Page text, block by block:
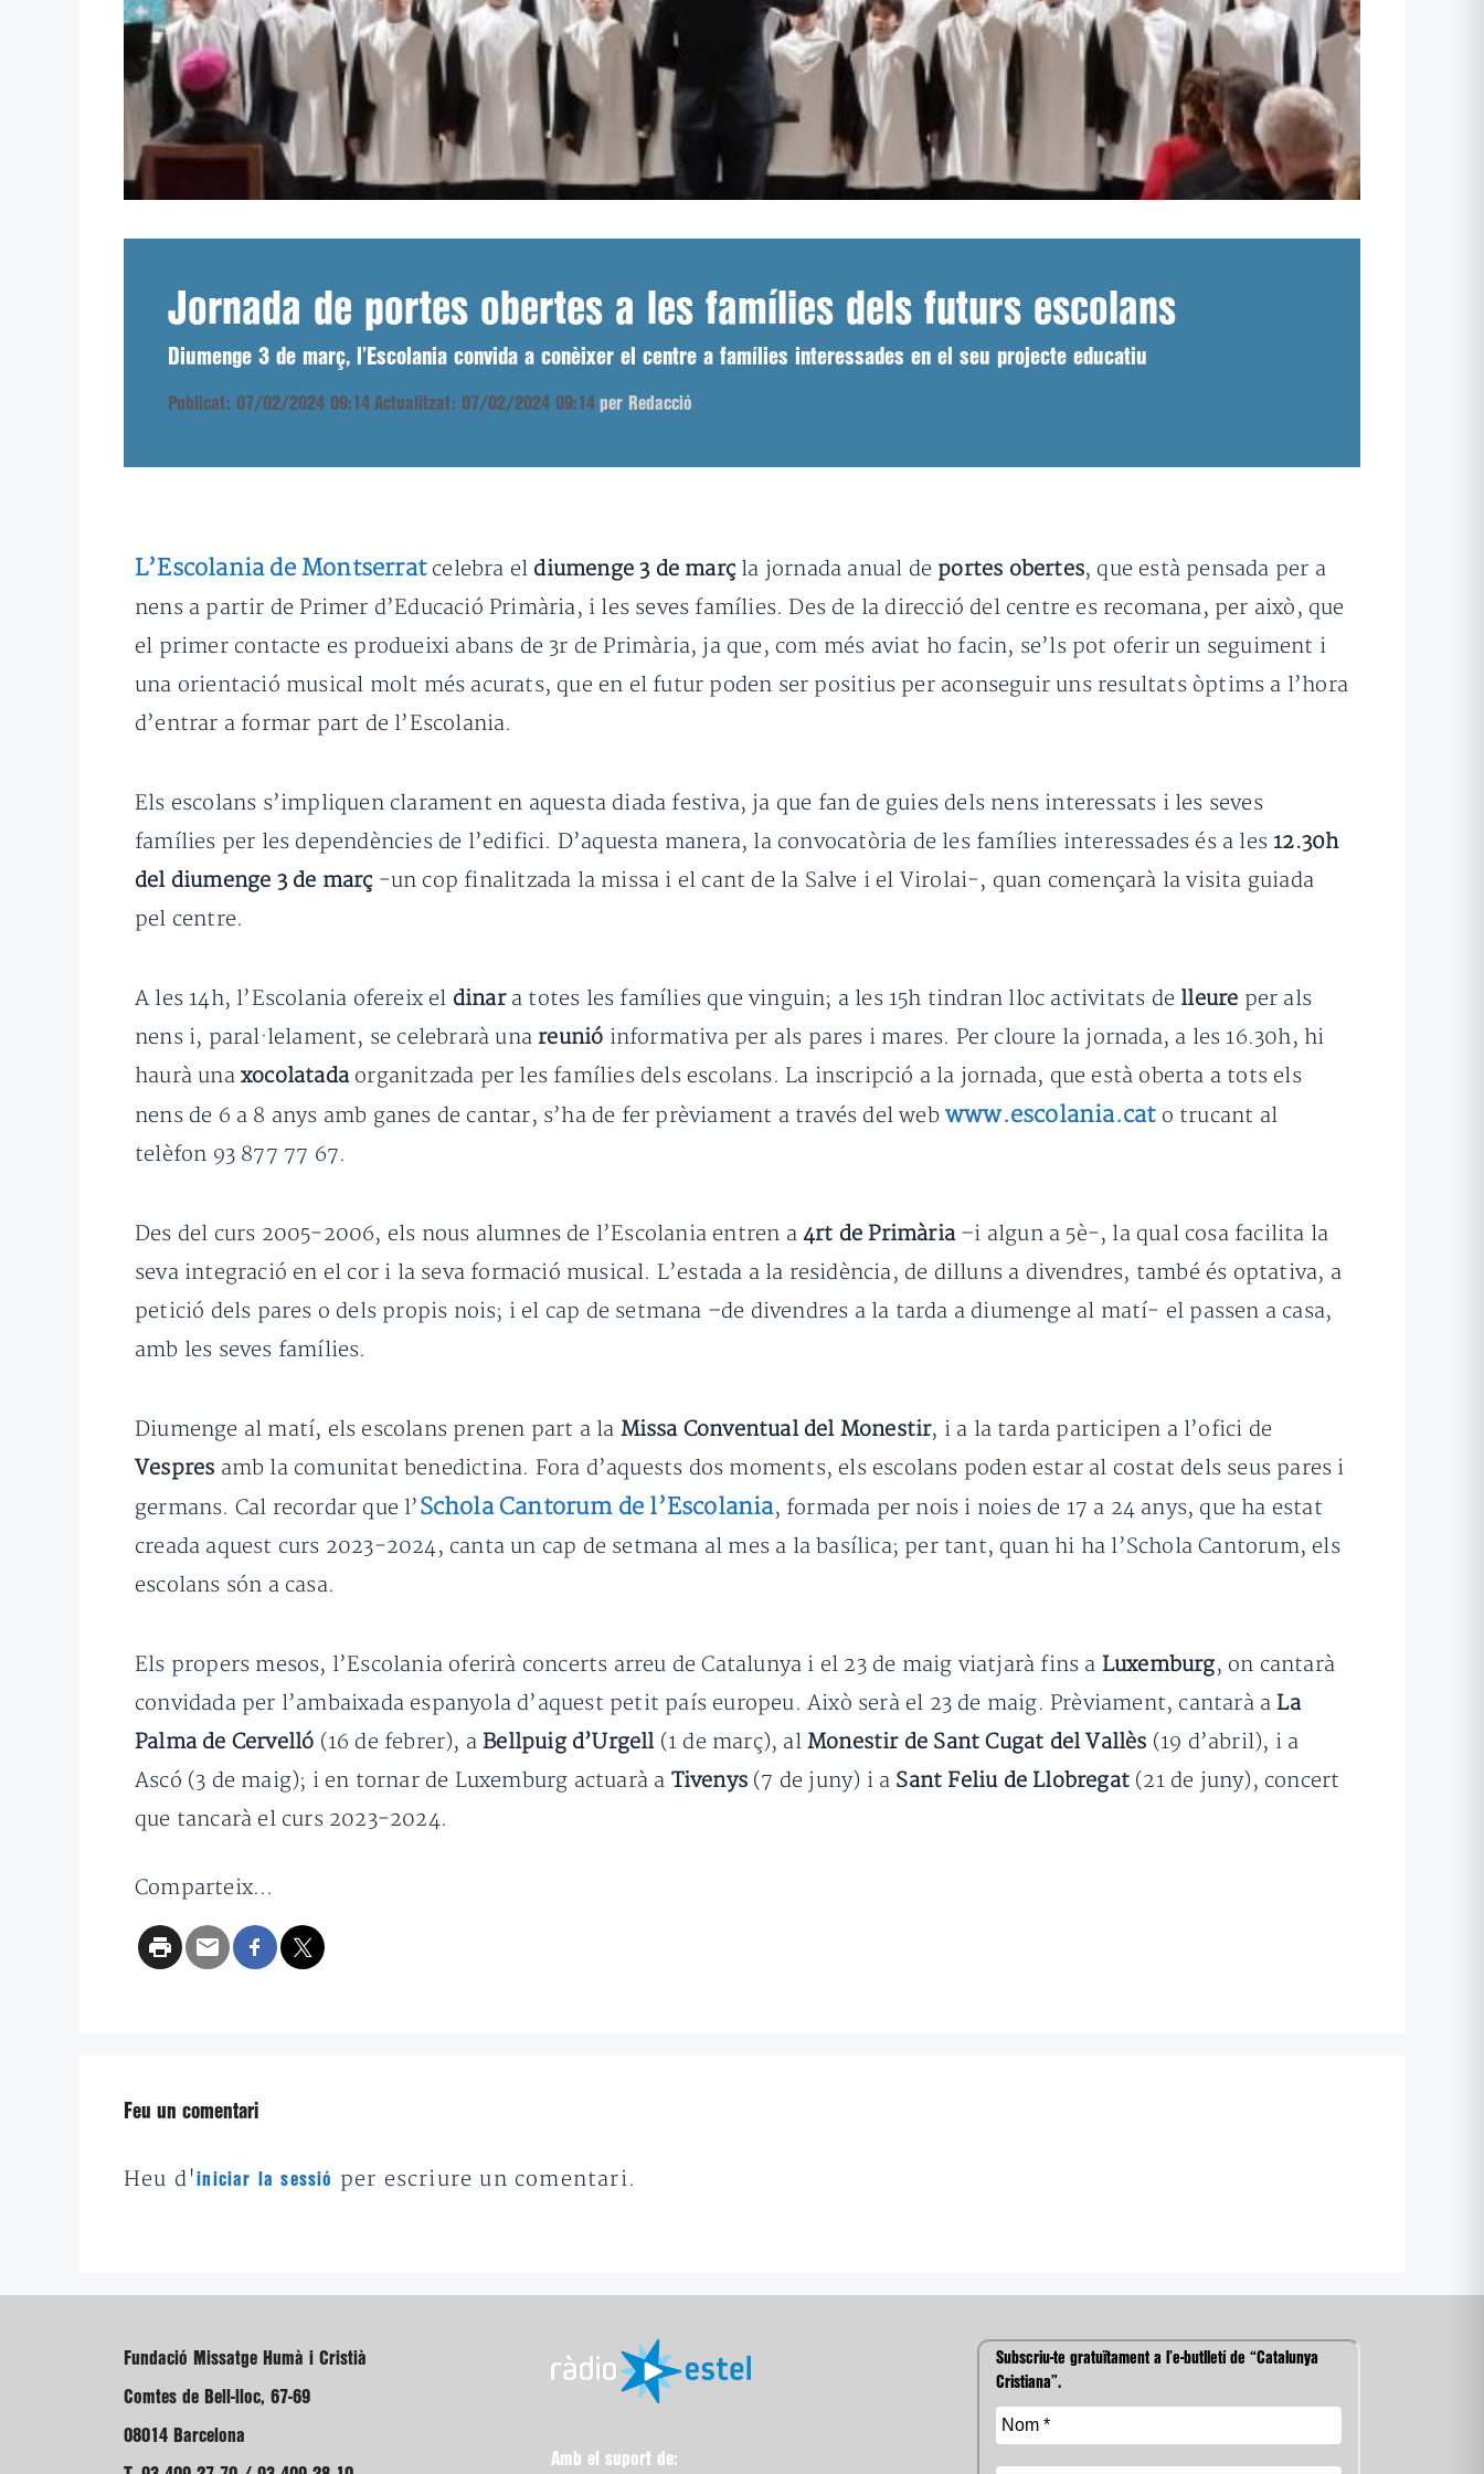
Jornada de portes obertes a les famílies dels futurs escolans
Diumenge 3 de març, l’Escolania convida a conèixer el centre a famílies interessades en el seu projecte educatiu
Publicat: 07/02/2024 09:14 Actualitzat: 07/02/2024 09:14 per Redacció
L’Escolania de Montserratcelebra el diumenge 3 de marçla jornada anual de portes obertes, que està pensada per a
nens a partir de Primer d’Educació Primària, i les seves famílies. Des de la direcció del centre es recomana, per això, que
el primer contacte es produeixi abans de 3r de Primària, ja que, com més aviat ho facin, se’ls pot oferir un seguiment i
una orientació musical molt més acurats, que en el futur poden ser positius per aconseguir uns resultats òptims a l’hora
d’entrar a formar part de l’Escolania.
Els escolans s’impliquen clarament en aquesta diada festiva, ja que fan de guies dels nens interessats i les seves
famílies per les dependències de l’edifici. D’aquesta manera, la convocatòria de les famílies interessades és a les 12.30h
del diumenge 3 de març-un cop finalitzada la missa i el cant de la Salve i el Virolai-, quan començarà la visita guiada
pel centre.
A les 14h, l’Escolania ofereix el dinar a totes les famílies que vinguin; a les 15h tindran lloc activitats de lleure per als
nens i, paral·lelament, se celebrarà una reunió informativa per als pares i mares. Per cloure la jornada, a les 16.30h, hi
haurà una xocolatada organitzada per les famílies dels escolans. La inscripció a la jornada, que està oberta a tots els
nens de 6 a 8 anys amb ganes de cantar, s’ha de fer prèviament a través del web www.escolania.cat o trucant al
telèfon 93 877 77 67.
Des del curs 2005-2006, els nous alumnes de l’Escolania entren a 4rt de Primària–i algun a 5è-, la qual cosa facilita la
seva integració en el cor i la seva formació musical. L’estada a la residència, de dilluns a divendres, també és optativa, a
petició dels pares o dels propis nois; i el cap de setmana –de divendres a la tarda a diumenge al matí- el passen a casa,
amb les seves famílies.
Diumenge al matí, els escolans prenen part a la Missa Conventual del Monestir, i a la tarda participen a l’ofici de
Vespres amb la comunitat benedictina. Fora d’aquests dos moments, els escolans poden estar al costat dels seus pares i
germans. Cal recordar que l’Schola Cantorum de l’Escolania, formada per nois i noies de 17 a 24 anys, que ha estat
creada aquest curs 2023-2024, canta un cap de setmana al mes a la basílica; per tant, quan hi ha l’Schola Cantorum, els
escolans són a casa.
Els propers mesos, l’Escolania oferirà concerts arreu de Catalunya i el 23 de maig viatjarà fins a Luxemburg, on cantarà
convidada per l’ambaixada espanyola d’aquest petit país europeu. Això serà el 23 de maig. Prèviament, cantarà a La
Palma de Cervelló (16 de febrer), a Bellpuig d’Urgell(1 de març), alMonestir de Sant Cugat del Vallès (19 d’abril), i a
Ascó (3 de maig); i en tornar de Luxemburg actuarà a Tivenys (7 de juny) i a Sant Feliu de Llobregat (21 de juny), concert
que tancarà el curs 2023-2024.
Comparteix...
Feu un comentari
Heu d'iniciar la sessió per escriure un comentari.
Fundació Missatge Humà i Cristià
Comtes de Bell-lloc, 67-69
08014 Barcelona
Amb el suport de:
Subscriu-te gratuïtament a l’e-butlletí de “Catalunya
Cristiana”.